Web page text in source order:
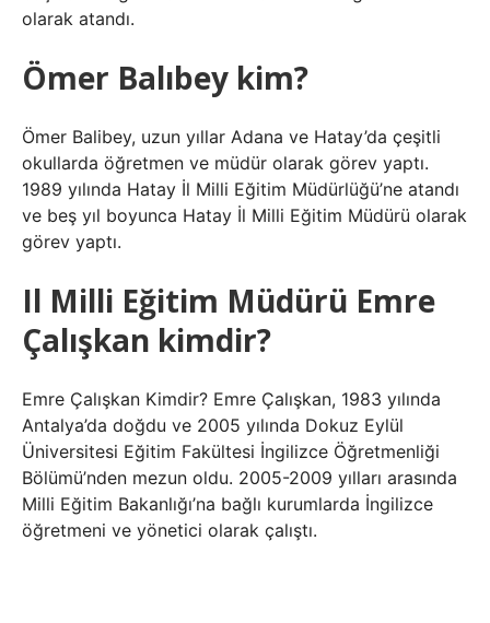
olarak atandı.
Ömer Balıbey kim?
Ömer Balibey, uzun yıllar Adana ve Hatay’da çeşitli
okullarda öğretmen ve müdür olarak görev yaptı.
1989 yılında Hatay İl Milli Eğitim Müdürlüğü’ne atandı
ve beş yıl boyunca Hatay İl Milli Eğitim Müdürü olarak
görev yaptı.
Il Milli Eğitim Müdürü Emre
Çalışkan kimdir?
Emre Çalışkan Kimdir? Emre Çalışkan, 1983 yılında
Antalya’da doğdu ve 2005 yılında Dokuz Eylül
Üniversitesi Eğitim Fakültesi İngilizce Öğretmenliği
Bölümü’nden mezun oldu. 2005-2009 yılları arasında
Milli Eğitim Bakanlığı’na bağlı kurumlarda İngilizce
öğretmeni ve yönetici olarak çalıştı.